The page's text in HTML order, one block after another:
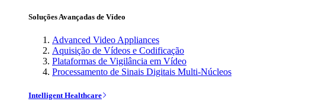
Soluções Avançadas de Vídeo
Advanced Video Appliances
Aquisição de Vídeos e Codificação
Plataformas de Vigilância em Vídeo
Processamento de Sinais Digitais Multi-Núcleos
Intelligent Healthcare